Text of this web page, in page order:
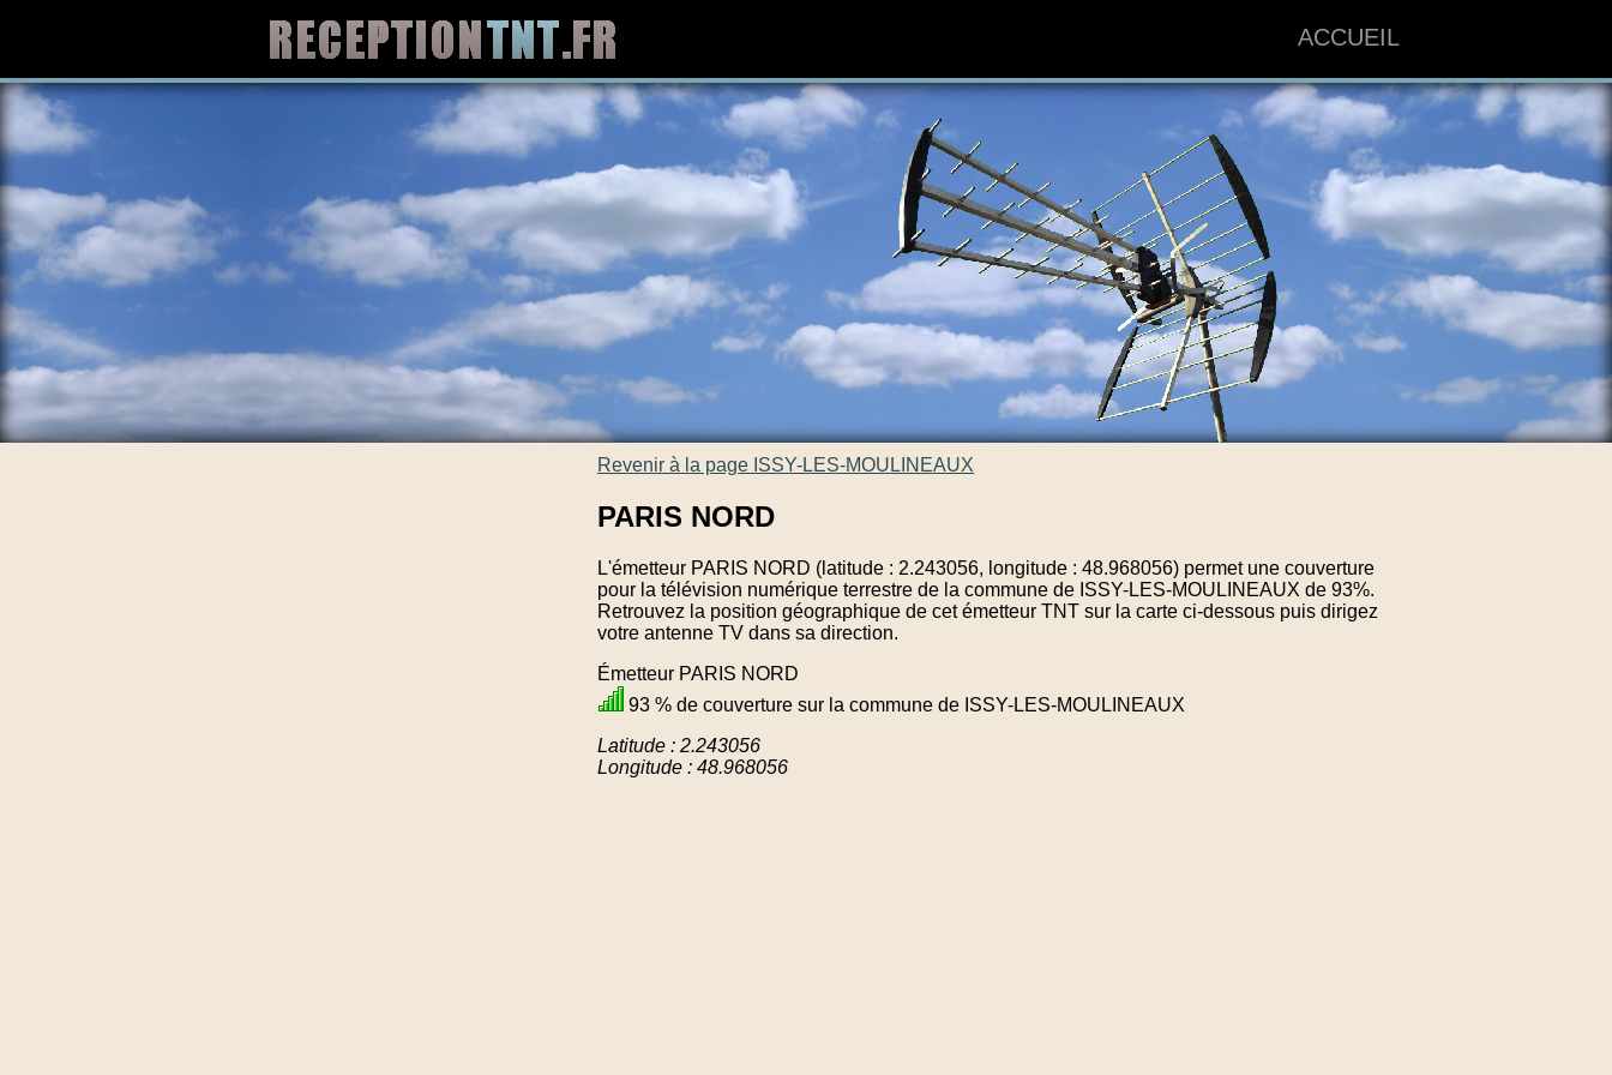
ACCUEIL
Revenir à la page ISSY-LES-MOULINEAUX
PARIS NORD
L'émetteur PARIS NORD (latitude : 2.243056, longitude : 48.968056) permet une couverture
pour la télévision numérique terrestre de la commune de ISSY-LES-MOULINEAUX de 93%.
Retrouvez la position géographique de cet émetteur TNT sur la carte ci-dessous puis dirigez
votre antenne TV dans sa direction.
Émetteur PARIS NORD
93 % de couverture sur la commune de ISSY-LES-MOULINEAUX
Latitude : 2.243056
Longitude : 48.968056